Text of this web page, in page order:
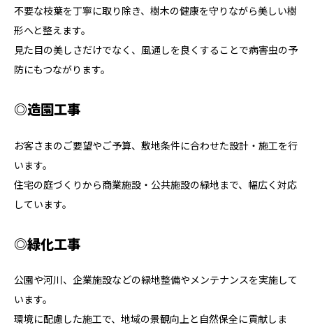
不要な枝葉を丁寧に取り除き、樹木の健康を守りながら美しい樹
形へと整えます。
見た目の美しさだけでなく、風通しを良くすることで病害虫の予
防にもつながります。
◎造園工事
お客さまのご要望やご予算、敷地条件に合わせた設計・施工を行
います。
住宅の庭づくりから商業施設・公共施設の緑地まで、幅広く対応
しています。
◎緑化工事
公園や河川、企業施設などの緑地整備やメンテナンスを実施して
います。
環境に配慮した施工で、地域の景観向上と自然保全に貢献しま